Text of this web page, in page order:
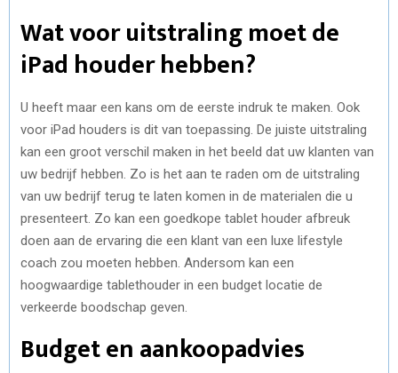
Wat voor uitstraling moet de
iPad houder hebben?
U heeft maar een kans om de eerste indruk te maken. Ook
voor iPad houders is dit van toepassing. De juiste uitstraling
kan een groot verschil maken in het beeld dat uw klanten van
uw bedrijf hebben. Zo is het aan te raden om de uitstraling
van uw bedrijf terug te laten komen in de materialen die u
presenteert. Zo kan een goedkope tablet houder afbreuk
doen aan de ervaring die een klant van een luxe lifestyle
coach zou moeten hebben. Andersom kan een
hoogwaardige tablethouder in een budget locatie de
verkeerde boodschap geven.
Budget en aankoopadvies